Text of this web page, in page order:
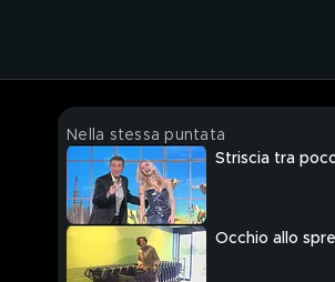
Nella stessa puntata
Striscia tra
Occhio allo